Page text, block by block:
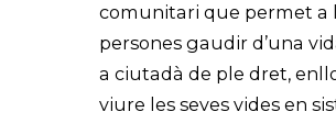
comunitari que permet a
persones gaudir d’una
a ciutadà de ple dret,
viure les seves vides en